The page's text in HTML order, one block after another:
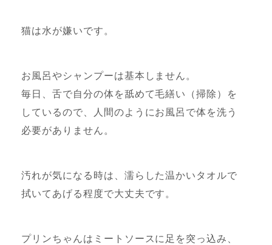
猫は水が嫌いです。
お風呂やシャンプーは基本しません。
毎日、舌で自分の体を舐めて毛繕い（掃除）を
しているので、人間のようにお風呂で体を洗う
必要がありません。
汚れが気になる時は、濡らした温かいタオルで
拭いてあげる程度で大丈夫です。
プリンちゃんはミートソースに足を突っ込み、